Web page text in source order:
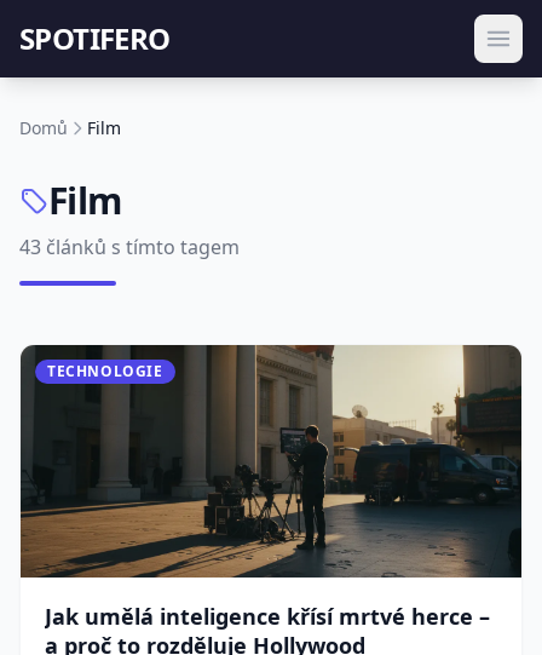
SPOTIFERO
Domů Film
Film
43 článků s tímto tagem
TECHNOLOGIE
Jak umělá inteligence křísí mrtvé herce –
a proč to rozděluje Hollywood